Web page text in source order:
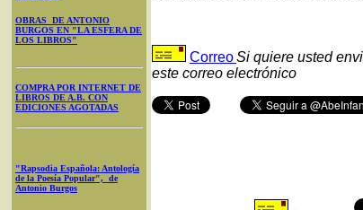
OBRAS DE ANTONIO
BURGOS EN "LA ESFERA DE
LOS LIBROS"
COMPRA POR INTERNET DE
LIBROS DE A.B. CON
EDICIONES AGOTADAS
"Rapsodia Española: Antología
de la Poesía Popular", de
Antonio Burgos
CorreoSi quiere usted
este correo electrónico